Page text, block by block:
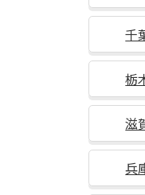
千
栃
滋
兵